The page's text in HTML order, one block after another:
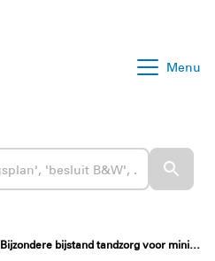
Menu
Bijzondere bijstand tandzorg voor minima buiten de collectieve verzekering - Raad 2025-11-12 - Punt 5c1 (4a) - Motie 2 - SP - Aangehouden